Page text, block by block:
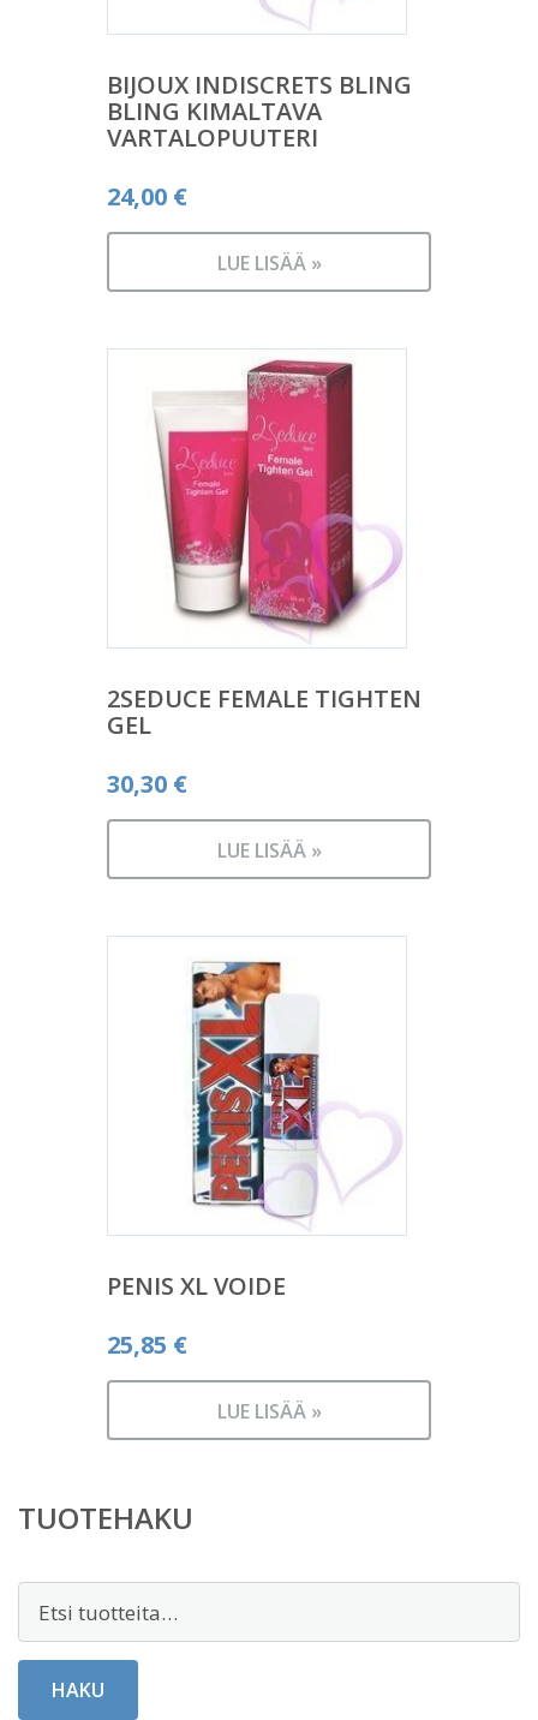
BIJOUX INDISCRETS BLING
BLING KIMALTAVA
VARTALOPUUTERI
24,00 €
LUE LISÄÄ »
2SEDUCE FEMALE TIGHTEN
GEL
30,30 €
LUE LISÄÄ »
PENIS XL VOIDE
25,85 €
LUE LISÄÄ »
TUOTEHAKU
HAKU